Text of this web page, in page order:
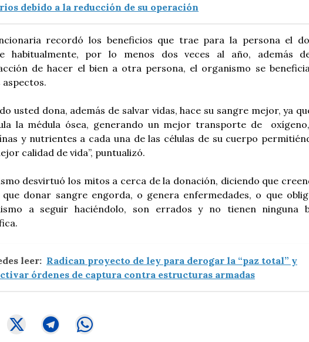
debido a la reducción de su operación
recordó los beneficios que trae para la persona el
habitualmente, por lo menos dos veces al año, además
de hacer el bien a otra persona, el organismo se
aspectos.
usted dona, además de salvar vidas, hace su sangre mejor, ya
la médula ósea, generando un mejor transporte de
y nutrientes a cada una de las células de su cuerpo
calidad de vida”, puntualizó.
desvirtuó los mitos a cerca de la donación, diciendo que
que donar sangre engorda, o genera enfermedades, o que
a seguir haciéndolo, son errados y no tienen ninguna
leer: Radican proyecto de ley para derogar la “paz total” y
órdenes de captura contra estructuras armadas